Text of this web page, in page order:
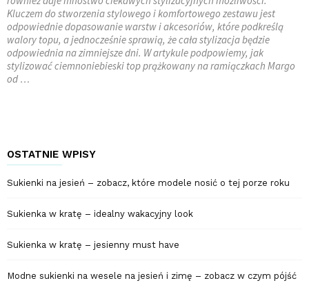
Kluczem do stworzenia stylowego i komfortowego zestawu jest
odpowiednie dopasowanie warstw i akcesoriów, które podkreślą
walory topu, a jednocześnie sprawią, że cała stylizacja będzie
odpowiednia na zimniejsze dni. W artykule podpowiemy, jak
stylizować ciemnoniebieski top prążkowany na ramiączkach Margo
od …
OSTATNIE WPISY
Sukienki na jesień – zobacz, które modele nosić o tej porze roku
Sukienka w kratę – idealny wakacyjny look
Sukienka w kratę – jesienny must have
Modne sukienki na wesele na jesień i zimę – zobacz w czym pójść